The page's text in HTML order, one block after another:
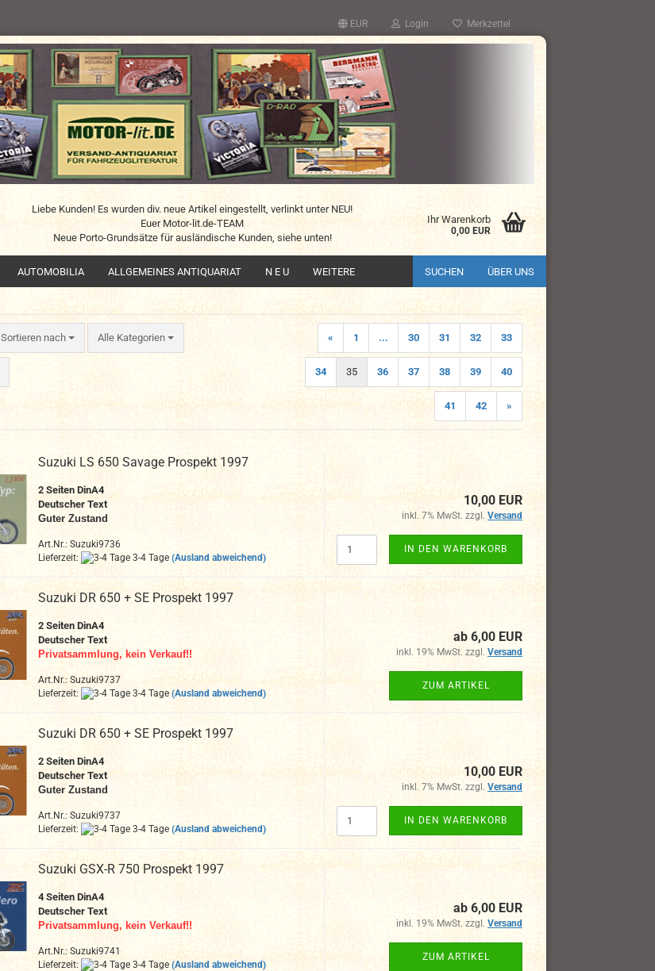
EUR Login Merkzettel
Liebe Kunden! Es wurden div. neue Artikel eingestellt, verlinkt unter NEU!
Euer Motor-lit.de-TEAM
Neue Porto-Grundsätze für ausländische Kunden, siehe unten!
Ihr Warenkorb
0,00 EUR
AUTOMOBILIA ALLGEMEINES ANTIQUARIAT N E U SUCHEN ÜBER UNS
WEITERE
Sortieren nach
Sortieren nach Alle Kategorien « 1 ... 30 31 32 33
34 35 36 37 38 39 40
41 42 »
Suzuki LS 650 Savage Prospekt 1997
2 Seiten DinA4
Deutscher Text
Guter Zustand
Art.Nr.: Suzuki9736
Lieferzeit:
3-4 Tage (Ausland abweichend)
10,00 EUR
inkl. 7% MwSt. zzgl. Versand
IN DEN WARENKORB
Suzuki DR 650 + SE Prospekt 1997
2 Seiten DinA4
Deutscher Text
Privatsammlung, kein Verkauf!!
Art.Nr.: Suzuki9737
Lieferzeit:
3-4 Tage (Ausland abweichend)
ab 6,00 EUR
inkl. 19% MwSt. zzgl. Versand
ZUM ARTIKEL
Suzuki DR 650 + SE Prospekt 1997
2 Seiten DinA4
Deutscher Text
Guter Zustand
Art.Nr.: Suzuki9737
Lieferzeit:
3-4 Tage (Ausland abweichend)
10,00 EUR
inkl. 7% MwSt. zzgl. Versand
IN DEN WARENKORB
Suzuki GSX-R 750 Prospekt 1997
4 Seiten DinA4
Deutscher Text
Privatsammlung, kein Verkauf!!
Art.Nr.: Suzuki9741
Lieferzeit:
3-4 Tage (Ausland abweichend)
ab 6,00 EUR
inkl. 19% MwSt. zzgl. Versand
ZUM ARTIKEL